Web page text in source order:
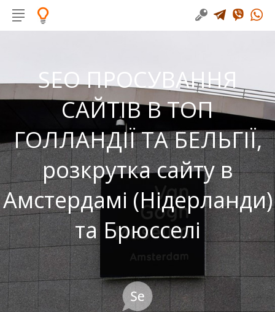
SEO ПРОСУВАННЯ
САЙТІВ В ТОП
ГОЛЛАНДІЇ ТА БЕЛЬГІЇ,
розкрутка сайту в
Амстердамі (Нідерланди)
та Брюсселі